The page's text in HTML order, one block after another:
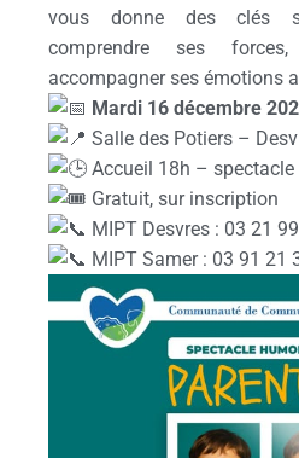
vous donne des clés
comprendre ses
accompagner ses émotions
Mardi 16 décembre
Salle des Potiers –
Accueil 18h –
Gratuit, sur inscription
MIPT Desvres : 03 21
MIPT Samer : 03 91 21